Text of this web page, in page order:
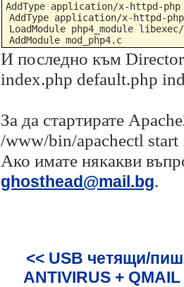
AddType application/x-httpd-php
AddType application/x-httpd-
LoadModule php4_module
AddModule mod_php4.c
И последно към
index.php default.php
За да стартирате
/www/bin/apachectl start
Ако имате някакви
ghosthead@mail.bg.
<< USB четящи/
ANTIVIRUS +